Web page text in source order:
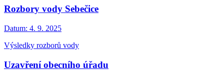
Rozbory vody Sebečice
Datum: 4. 9. 2025
Výsledky rozborů vody
Uzavření obecního úřadu